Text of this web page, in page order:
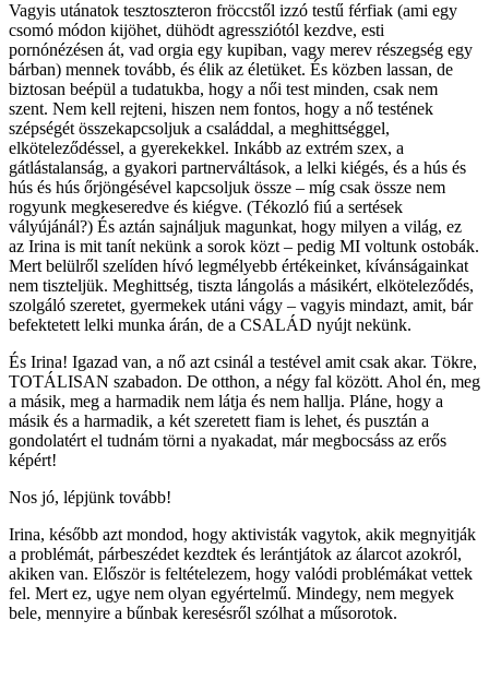
Vagyis utánatok tesztoszteron fröccstől izzó testű férfiak (ami egy
csomó módon kijöhet, dühödt agressziótól kezdve, esti
pornónézésen át, vad orgia egy kupiban, vagy merev részegség egy
bárban) mennek tovább, és élik az életüket. És közben lassan, de
biztosan beépül a tudatukba, hogy a női test minden, csak nem
szent. Nem kell rejteni, hiszen nem fontos, hogy a nő testének
szépségét összekapcsoljuk a családdal, a meghittséggel,
elköteleződéssel, a gyerekekkel. Inkább az extrém szex, a
gátlástalanság, a gyakori partnerváltások, a lelki kiégés, és a hús és
hús és hús őrjöngésével kapcsoljuk össze – míg csak össze nem
rogyunk megkeseredve és kiégve. (Tékozló fiú a sertések
vályújánál?) És aztán sajnáljuk magunkat, hogy milyen a világ, ez
az Irina is mit tanít nekünk a sorok közt – pedig MI voltunk ostobák.
Mert belülről szelíden hívó legmélyebb értékeinket, kívánságainkat
nem tiszteljük. Meghittség, tiszta lángolás a másikért, elköteleződés,
szolgáló szeretet, gyermekek utáni vágy – vagyis mindazt, amit, bár
befektetett lelki munka árán, de a CSALÁD nyújt nekünk.
És Irina! Igazad van, a nő azt csinál a testével amit csak akar. Tökre,
TOTÁLISAN szabadon. De otthon, a négy fal között. Ahol én, meg
a másik, meg a harmadik nem látja és nem hallja. Pláne, hogy a
másik és a harmadik, a két szeretett fiam is lehet, és pusztán a
gondolatért el tudnám törni a nyakadat, már megbocsáss az erős
képért!
Nos jó, lépjünk tovább!
Irina, később azt mondod, hogy aktivisták vagytok, akik megnyitják
a problémát, párbeszédet kezdtek és lerántjátok az álarcot azokról,
akiken van. Először is feltételezem, hogy valódi problémákat vettek
fel. Mert ez, ugye nem olyan egyértelmű. Mindegy, nem megyek
bele, mennyire a bűnbak keresésről szólhat a műsorotok.